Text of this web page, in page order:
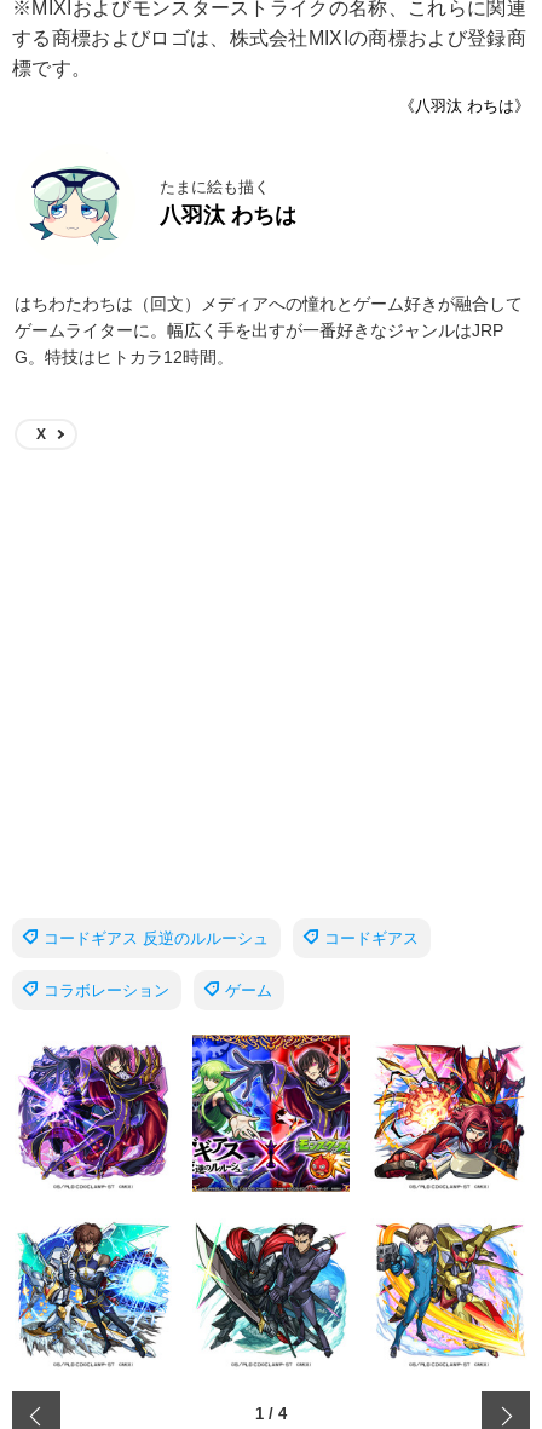
※MIXIおよびモンスターストライクの名称、これらに関連
する商標およびロゴは、株式会社MIXIの商標および登録商
標です。
《八羽汰 わちは》
たまに絵も描く
八羽汰 わちは
はちわたわちは（回文）メディアへの憧れとゲーム好きが融合して
ゲームライターに。幅広く手を出すが一番好きなジャンルはJRP
G。特技はヒトカラ12時間。
X
コードギアス 反逆のルルーシュ コードギアス
コラボレーション ゲーム
1 / 4